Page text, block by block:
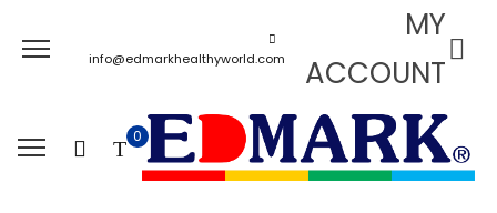
MY
ACCOUNT
info@edmarkhealthyworld.com
0